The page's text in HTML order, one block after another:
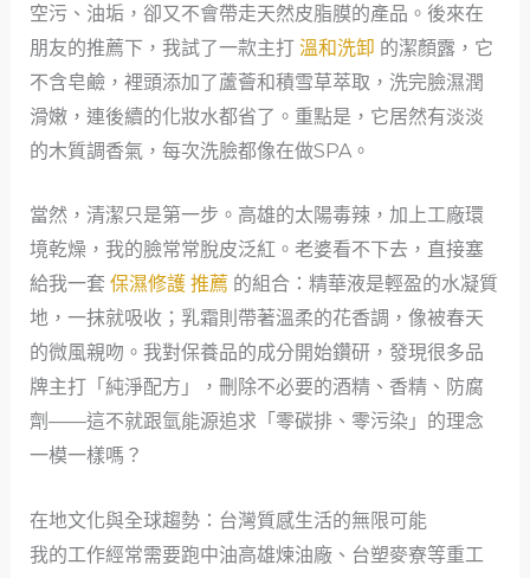
空污、油垢，卻又不會帶走天然皮脂膜的產品。後來在
朋友的推薦下，我試了一款主打 溫和洗卸 的潔顏露，它
不含皂鹼，裡頭添加了蘆薈和積雪草萃取，洗完臉濕潤
滑嫩，連後續的化妝水都省了。重點是，它居然有淡淡
的木質調香氣，每次洗臉都像在做SPA。
當然，清潔只是第一步。高雄的太陽毒辣，加上工廠環
境乾燥，我的臉常常脫皮泛紅。老婆看不下去，直接塞
給我一套 保濕修護 推薦 的組合：精華液是輕盈的水凝質
地，一抹就吸收；乳霜則帶著溫柔的花香調，像被春天
的微風親吻。我對保養品的成分開始鑽研，發現很多品
牌主打「純淨配方」，刪除不必要的酒精、香精、防腐
劑——這不就跟氫能源追求「零碳排、零污染」的理念
一模一樣嗎？
在地文化與全球趨勢：台灣質感生活的無限可能
我的工作經常需要跑中油高雄煉油廠、台塑麥寮等重工